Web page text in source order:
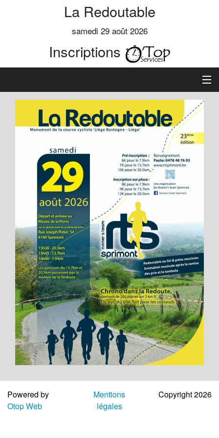
La Redoutable
samedi 29 août 2026
Inscriptions
Informations
Règlement
Inscription
Préinscrits
Aide
Powered by
Otop Web
Mentions
légales
Copyright 2026